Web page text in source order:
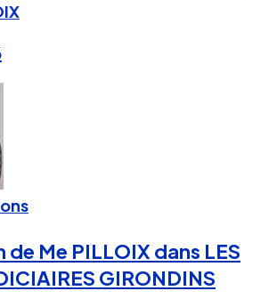
Me PILLOIX dans LES
GIRONDINS